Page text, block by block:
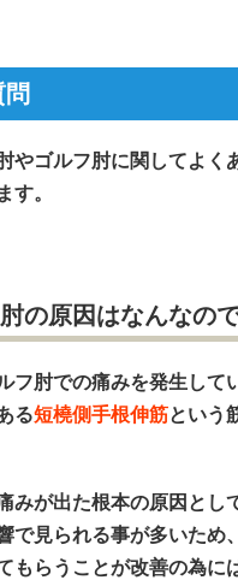
やゴルフ肘に関してよく
す。
の原因はなんなので
フ肘での痛みを発生して
る短橈側手根伸筋という
みが出た根本の原因とし
で見られる事が多いため
もらうことが改善の為に